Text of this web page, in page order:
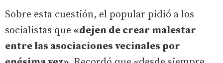
Sobre esta cuestión, el popular pidió a los
socialistas que «dejen de crear malestar
entre las asociaciones vecinales por